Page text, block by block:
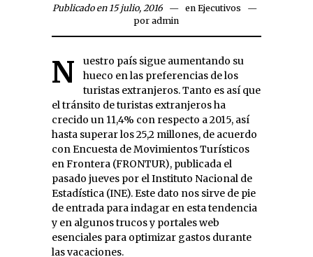
Publicado en 15 julio, 2016 en Ejecutivos
por admin
Nuestro país sigue aumentando su
hueco en las preferencias de los
turistas extranjeros. Tanto es así que
el tránsito de turistas extranjeros ha
crecido un 11,4% con respecto a 2015, así
hasta superar los 25,2 millones, de acuerdo
con Encuesta de Movimientos Turísticos
en Frontera (FRONTUR), publicada el
pasado jueves por el Instituto Nacional de
Estadística (INE). Este dato nos sirve de pie
de entrada para indagar en esta tendencia
y en algunos trucos y portales web
esenciales para optimizar gastos durante
las vacaciones.